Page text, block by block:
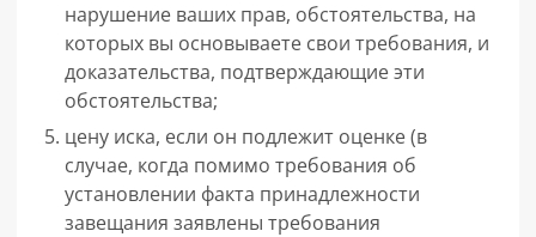
нарушение ваших прав, обстоятельства, на
которых вы основываете свои требования, и
доказательства, подтверждающие эти
обстоятельства;
цену иска, если он подлежит оценке (в
случае, когда помимо требования об
установлении факта принадлежности
завещания заявлены требования